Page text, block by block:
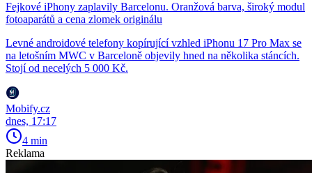
Fejkové iPhony zaplavily Barcelonu. Oranžová barva, široký modul
fotoaparátů a cena zlomek originálu
Levné androidové telefony kopírující vzhled iPhonu 17 Pro Max se
na letošním MWC v Barceloně objevily hned na několika stáncích.
Stojí od necelých 5 000 Kč.
Mobify.cz
dnes, 17:17
4 min
Reklama